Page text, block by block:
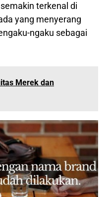
terkenal di
yang menyerang
ngaku sebagai
Merek dan